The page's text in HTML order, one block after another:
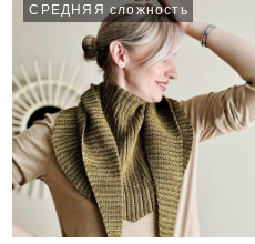
СРЕДНЯЯ сложность